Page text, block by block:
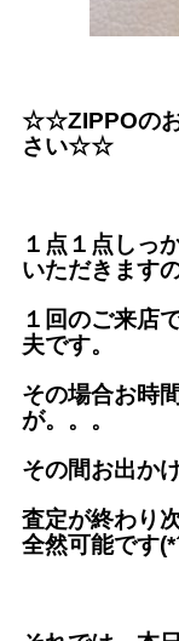
☆☆ZIPPOのお
さい☆☆
１点１点しっ
いただきますの
１回のご来店
夫です。
その場合お時
が。。。
その間お出か
査定が終わり
全然可能です